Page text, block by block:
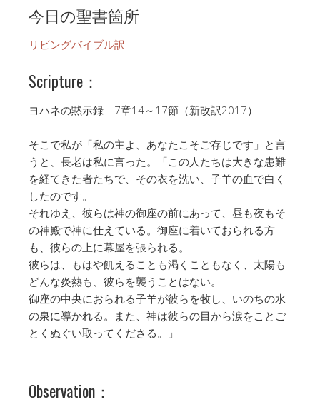
今日の聖書箇所
リビングバイブル訳
Scripture：
ヨハネの黙示録 7章14～17節（新改訳2017）
そこで私が「私の主よ、あなたこそご存じです」と言
うと、長老は私に言った。「この人たちは大きな患難
を経てきた者たちで、その衣を洗い、子羊の血で白く
したのです。
それゆえ、彼らは神の御座の前にあって、昼も夜もそ
の神殿で神に仕えている。御座に着いておられる方
も、彼らの上に幕屋を張られる。
彼らは、もはや飢えることも渇くこともなく、太陽も
どんな炎熱も、彼らを襲うことはない。
御座の中央におられる子羊が彼らを牧し、いのちの水
の泉に導かれる。また、神は彼らの目から涙をことご
とくぬぐい取ってくださる。」
Observation：